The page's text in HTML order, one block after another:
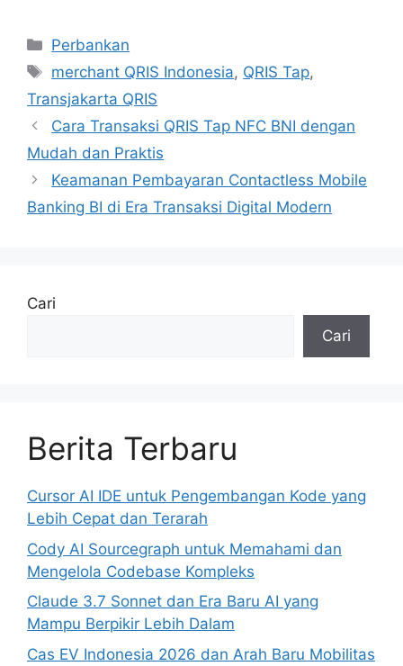
Kategori
Perbankan
Tag
merchant QRIS Indonesia, QRIS Tap,
Transjakarta QRIS
Cara Transaksi QRIS Tap NFC BNI dengan
Mudah dan Praktis
Keamanan Pembayaran Contactless Mobile
Banking BI di Era Transaksi Digital Modern
Cari
Cari
Berita Terbaru
Cursor AI IDE untuk Pengembangan Kode yang
Lebih Cepat dan Terarah
Cody AI Sourcegraph untuk Memahami dan
Mengelola Codebase Kompleks
Claude 3.7 Sonnet dan Era Baru AI yang
Mampu Berpikir Lebih Dalam
Cas EV Indonesia 2026 dan Arah Baru Mobilitas